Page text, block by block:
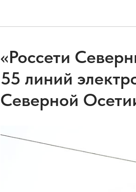
«Россети
55 линий
Северной